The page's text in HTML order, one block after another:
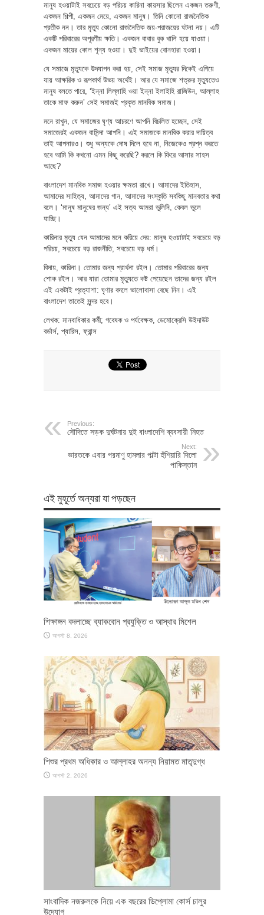
মানুষ হওয়াটাই সবচেয়ে বড় পরিচয় কারিনা কায়সার ছিলেন একজন তরুণী,
একজন শিল্পী, একজন মেয়ে, একজন মানুষ। তিনি কোনো রাজনৈতিক
প্রতীক নন। তার মৃত্যু কোনো রাজনৈতিক জয়-পরাজয়ের ঘটনা নয়। এটি
একটি পরিবারের অপূরণীয় ক্ষতি। একজন বাবার বুক খালি হয়ে যাওয়া।
একজন মায়ের কোল শূন্য হওয়া। দুই ভাইয়ের বোনহারা হওয়া।
যে সমাজে মৃত্যুকে উদযাপন করা হয়, সেই সমাজ মৃত্যুর দিকেই এগিয়ে
যায় আক্ষরিক ও রূপকার্থ উভয় অর্থেই। আর যে সমাজে শত্রুর মৃত্যুতেও
মানুষ বলতে পারে, ‘ইন্না লিল্লাহি ওয়া ইন্না ইলাইহি রাজিউন, আল্লাহ
তাকে মাফ করুন’ সেই সমাজই প্রকৃত মানবিক সমাজ।
মনে রাখুন, যে সমাজের ঘৃণ্য আচরণে আপনি বিচলিত হচ্ছেন, সেই
সমাজেরই একজন বাসিন্দা আপনি। এই সমাজকে মানবিক করার দায়িত্ব
তাই আপনারও। শুধু অন্যকে দোষ দিলে হবে না, নিজেকেও প্রশ্ন করতে
হবে আমি কি কখনো এমন কিছু করেছি? করলে কি ফিরে আসার সাহস
আছে?
বাংলাদেশ মানবিক সমাজ হওয়ার ক্ষমতা রাখে। আমাদের ইতিহাস,
আমাদের সাহিত্য, আমাদের গান, আমাদের সংস্কৃতি সবকিছু মানবতার কথা
বলে। ‘মানুষ মানুষের জন্য’ এই সত্য আমরা ভুলিনি, কেবল ভুলে
যাচ্ছি।
কারিনার মৃত্যু যেন আমাদের মনে করিয়ে দেয়: মানুষ হওয়াটাই সবচেয়ে বড়
পরিচয়, সবচেয়ে বড় রাজনীতি, সবচেয়ে বড় ধর্ম।
বিদায়, কারিনা। তোমার জন্য প্রার্থনা রইল। তোমার পরিবারের জন্য
শোক রইল। আর যারা তোমার মৃত্যুতে কষ্ট পেয়েছেন তাদের জন্য রইল
এই একটাই প্রত্যাশা: ঘৃণার বদলে ভালোবাসা বেছে নিন। এই
বাংলাদেশ তাতেই সুন্দর হবে।
লেখক: মানবাধিকার কর্মী; গবেষক ও পর্যবেক্ষক, ডেমোক্রেসি উইদাউট
বর্ডার্স, প্যারিস, ফ্রান্স
Previous:
সৌদিতে সড়ক দুর্ঘটনায় দুই বাংলাদেশি ব্যবসায়ী নিহত
Next:
ভারতকে এবার পরমাণু হামলার পাল্টা হুঁশিয়ারি দিলো
পাকিস্তান
এই মুহূর্তে অন্যরা যা পড়ছেন
শিক্ষাঙ্গন বদলাচ্ছে ব্যাকবোন প্রযুক্তি ও আস্থার মিশেল
আগস্ট 8, 2026
শিশুর প্রথম অধিকার ও আল্লাহর অনন্য নিয়ামত মাতৃদুগ্ধ
আগস্ট 2, 2026
সাংবাদিক নজরুলকে নিয়ে এক বছরের ডিপ্লোমা কোর্স চালুর
উদ্যোগ